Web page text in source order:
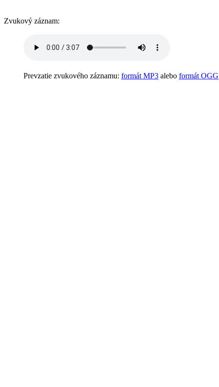
Zvukový záznam:
Prevzatie zvukového záznamu: formát MP3 alebo formát OGG